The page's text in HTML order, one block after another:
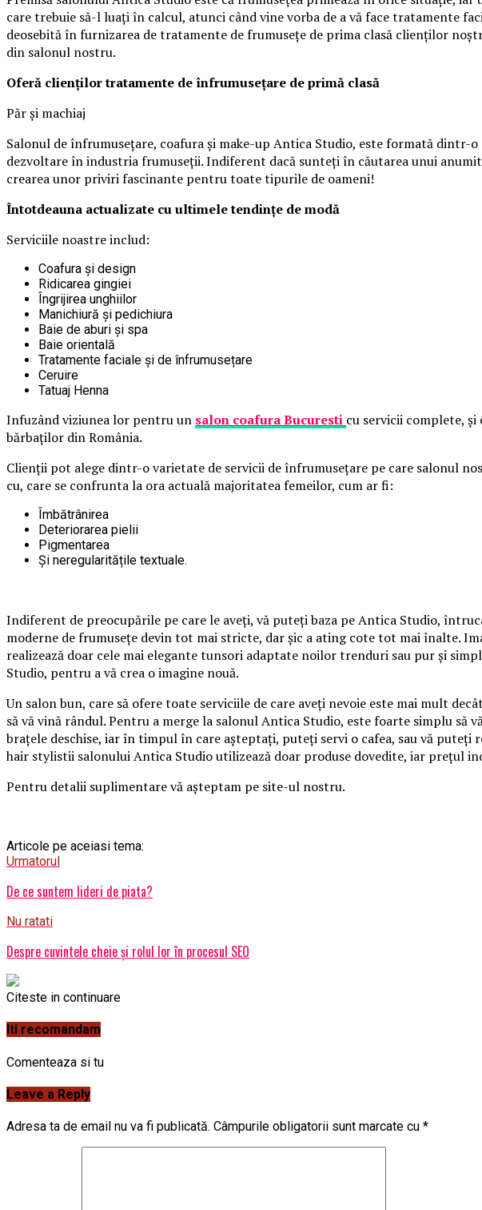
care trebuie să-l luaţi în calcul, atunci când vine vorba de a vă face tratamente
deosebită în furnizarea de tratamente de frumuseţe de prima clasă clienţilor
din salonul nostru.
Oferă clienților tratamente de înfrumusețare de primă clasă
Păr și machiaj
Salonul de înfrumuseţare, coafura şi make-up Antica Studio, este formată dintr-
dezvoltare în industria frumuseții. Indiferent dacă sunteți în căutarea unui
crearea unor priviri fascinante pentru toate tipurile de oameni!
Întotdeauna actualizate cu ultimele tendințe de modă
Serviciile noastre includ:
Coafura şi design
Ridicarea gingiei
Îngrijirea unghiilor
Manichiură şi pedichiura
Baie de aburi și spa
Baie orientală
Tratamente faciale și de înfrumusețare
Ceruire
Tatuaj Henna
Infuzând viziunea lor pentru un salon coafura Bucuresti cu servicii complete,
bărbaților din România.
Clienții pot alege dintr-o varietate de servicii de înfrumusețare pe care salonul
cu, care se confrunta la ora actuală majoritatea femeilor, cum ar fi:
Îmbătrânirea
Deteriorarea pielii
Pigmentarea
Şi neregularitățile textuale.
Indiferent de preocupările pe care le aveţi, vă puteți baza pe Antica Studio,
moderne de frumuseţe devin tot mai stricte, dar şic a ating cote tot mai înalte.
realizează doar cele mai elegante tunsori adaptate noilor trenduri sau pur şi
Studio, pentru a vă crea o imagine nouă.
Un salon bun, care să ofere toate serviciile de care aveţi nevoie este mai mult
să vă vină rândul. Pentru a merge la salonul Antica Studio, este foarte simplu
braţele deschise, iar în timpul în care aşteptaţi, puteţi servi o cafea, sau vă
hair stylistii salonului Antica Studio utilizează doar produse dovedite, iar preţul
Pentru detalii suplimentare vă aşteptam pe site-ul nostru.
Articole pe aceiasi tema:
Urmatorul
De ce suntem lideri de piata?
Nu ratati
Despre cuvintele cheie și rolul lor în procesul SEO
Citeste in continuare
Iti recomandam
Comenteaza si tu
Leave a Reply
Adresa ta de email nu va fi publicată. Câmpurile obligatorii sunt marcate cu *